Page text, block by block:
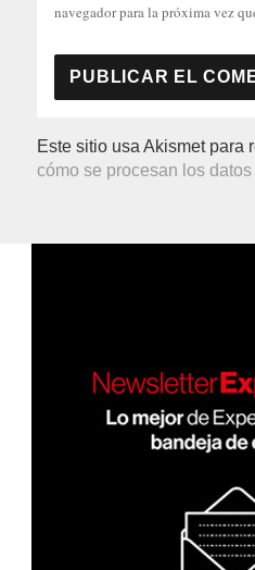
navegador para la próxima vez
Este sitio usa Akismet para
cómo se procesan los